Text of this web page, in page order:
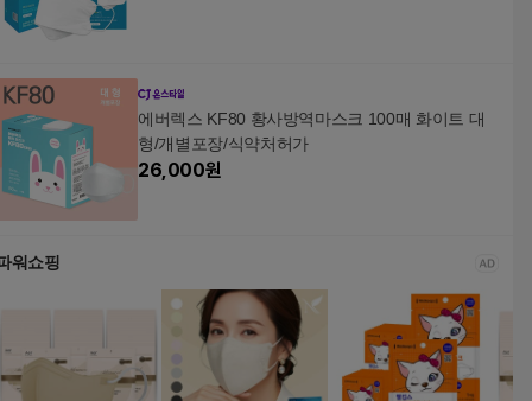
에버렉스 KF80 황사방역마스크 100매 화이트 대
형/개별포장/식약처허가
26,000원
워쇼핑